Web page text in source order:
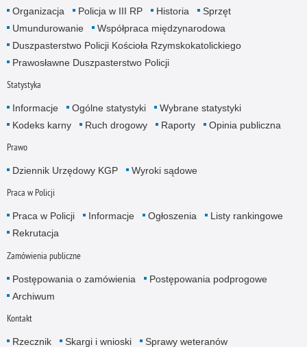
Organizacja
Policja w III RP Historia
Sprzęt
Umundurowanie
Współpraca międzynarodowa
Duszpasterstwo Policji Kościoła Rzymskokatolickiego
Prawosławne Duszpasterstwo Policji
Statystyka
Informacje Ogólne statystyki
Wybrane statystyki
Kodeks karny
Ruch drogowy Raporty Opinia publiczna
Prawo
Dziennik Urzędowy KGP Wyroki sądowe
Praca w Policji
Praca w Policji Informacje Ogłoszenia
Listy rankingowe
Rekrutacja
Zamówienia publiczne
Postępowania o zamówienia
Postępowania podprogowe
Archiwum
Kontakt
Rzecznik Skargi i wnioski Sprawy weteranów